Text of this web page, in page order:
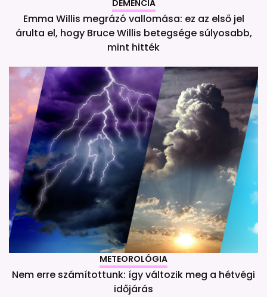
DEMENCIA
Emma Willis megrázó vallomása: ez az első jel
árulta el, hogy Bruce Willis betegsége súlyosabb,
mint hitték
METEOROLÓGIA
Nem erre számítottunk: így változik meg a hétvégi
időjárás